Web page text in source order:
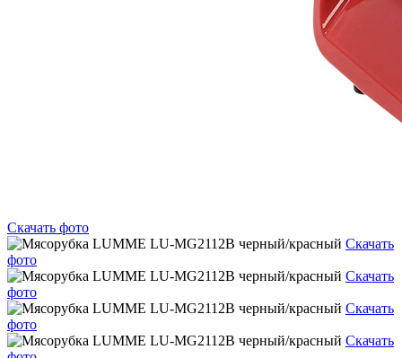
Скачать фото
Скачать
фото
Скачать
фото
Скачать
фото
Скачать